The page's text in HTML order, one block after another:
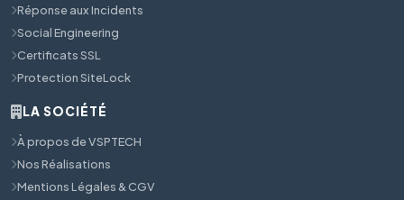
Réponse aux Incidents
Social Engineering
Certificats SSL
Protection SiteLock
LA SOCIÉTÉ
À propos de VSPTECH
Nos Réalisations
Mentions Légales & CGV